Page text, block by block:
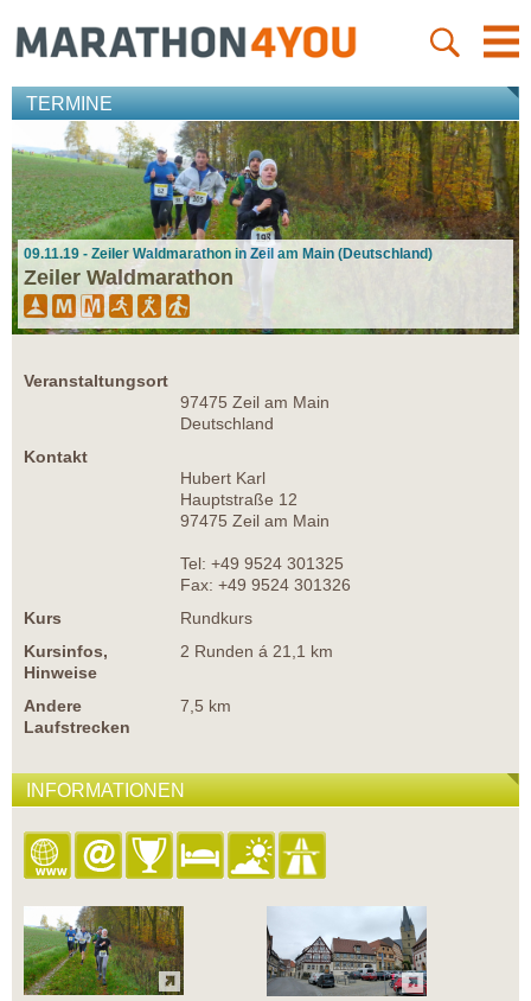
TERMINE
09.11.19 - Zeiler Waldmarathon in Zeil am Main (Deutschland)
Zeiler Waldmarathon
Veranstaltungsort
97475 Zeil am Main
Deutschland
Kontakt
Hubert Karl
Hauptstraße 12
97475 Zeil am Main
Tel: +49 9524 301325
Fax: +49 9524 301326
Kurs
Rundkurs
Kursinfos,
Hinweise
2 Runden á 21,1 km
Andere
Laufstrecken
7,5 km
INFORMATIONEN